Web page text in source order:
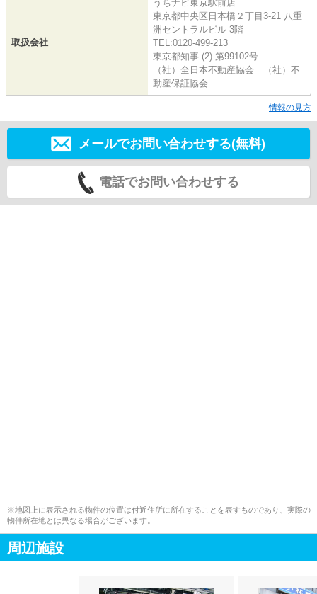
取扱会社
うちナビ東京駅前店
東京都中央区日本橋２丁目3-21 八重
洲セントラルビル 3階
TEL:0120-499-213
東京都知事 (2) 第99102号
（社）全日本不動産協会 （社）不
動産保証協会
情報の見方
メールでお問い合わせする(無料)
電話でお問い合わせする
※地図上に表示される物件の位置は付近住所に所在することを表すものであり、実際の
物件所在地とは異なる場合がございます。
周辺施設